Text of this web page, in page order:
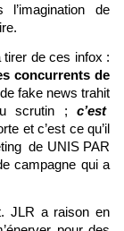
de
tirer de ces infox :
concurrents de
fake newstrahit
scrutin ; c’est
et c’est ce qu’il
de UNIS PAR
campagne qui a
JLR a raison en